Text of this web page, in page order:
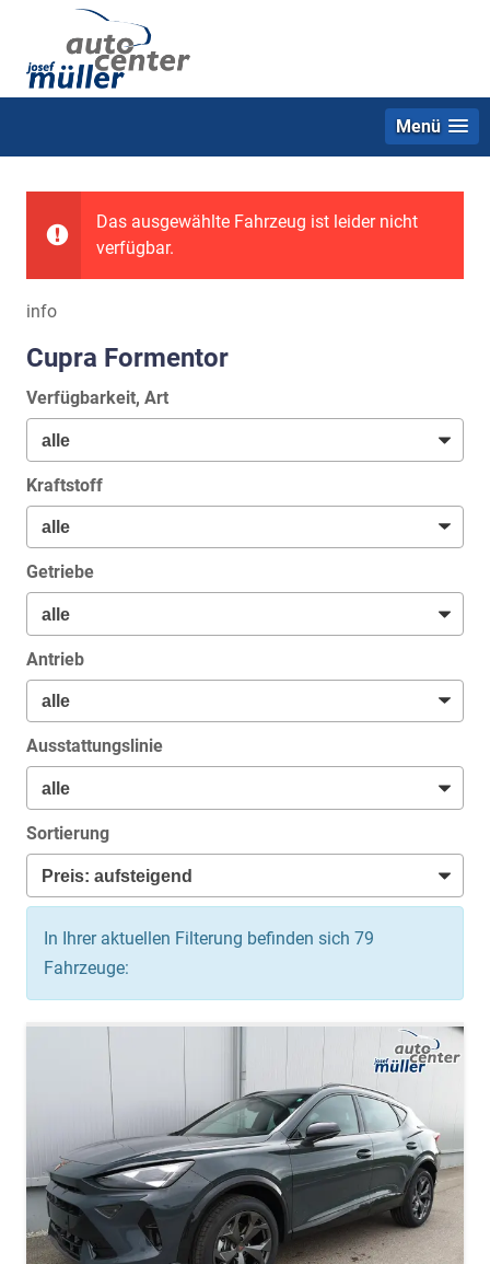
Menü
Das ausgewählte Fahrzeug ist leider nicht
verfügbar.
info
Cupra Formentor
Verfügbarkeit, Art
Kraftstoff
Getriebe
Antrieb
Ausstattungslinie
Sortierung
In Ihrer aktuellen Filterung befinden sich 79
Fahrzeuge: